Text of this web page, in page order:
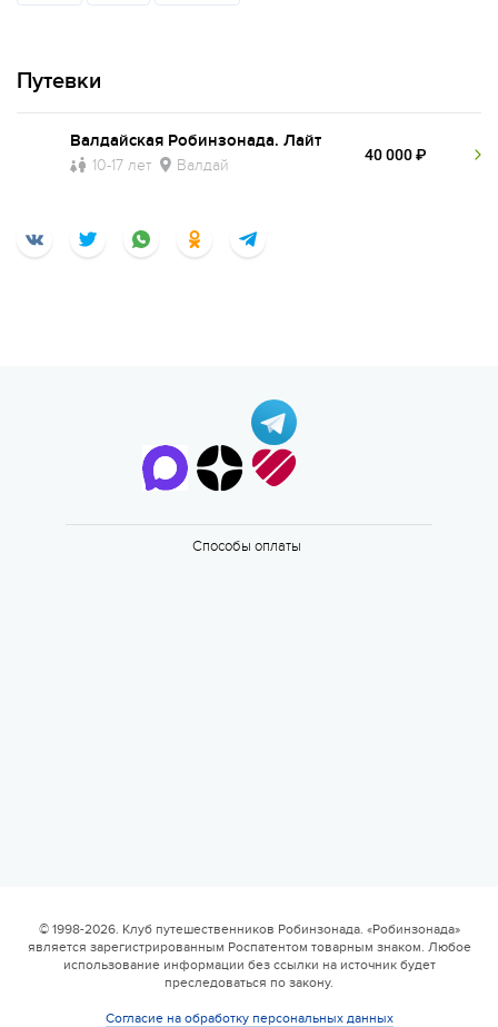
Путевки
Валдайская Робинзонада. Лайт
10-17 лет Валдай
40 000 ₽
Способы оплаты
© 1998-2026. Клуб путешественников Робинзонада. «Робинзонада»
является зарегистрированным Роспатентом товарным знаком. Любое
использование информации без ссылки на источник будет
преследоваться по закону.
Согласие на обработку персональных данных